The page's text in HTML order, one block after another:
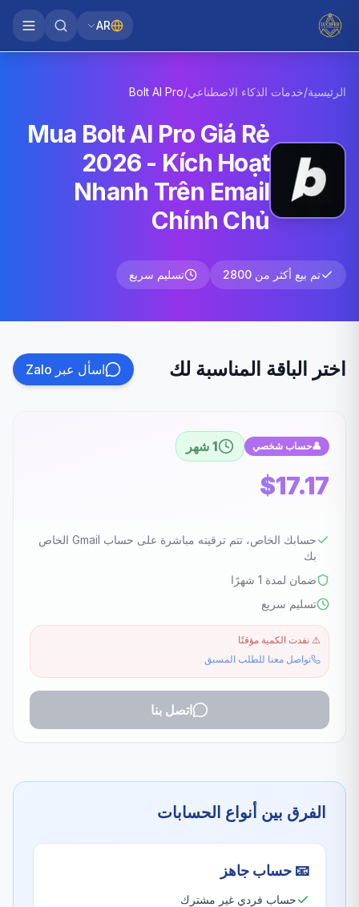
AR
الرئيسية/خدمات الذكاء الاصطناعي/
Bolt AI Pro
Mua Bolt AI Pro Giá Rẻ
2026 - Kích Hoạt
Nhanh Trên Email
Chính Chủ
تم بيع أكثر من 2800 تسليم سريع
اختر الباقة المناسبة لك اسأل عبر Zalo
👤حساب شخصي 1 شهر
$17.17
حسابك الخاص، تتم ترقيته مباشرة على حساب Gmail الخاص
بك
ضمان لمدة 1 شهرًا
تسليم سريع
⚠️ نفدت الكمية مؤقتًا
تواصل معنا للطلب المسبق
اتصل بنا
الفرق بين أنواع الحسابات
📧 حساب جاهز
حساب فردي غير مشترك